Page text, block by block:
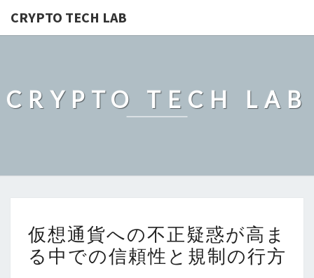
CRYPTO TECH LAB
CRYPTO TECH LAB
想
通
仮想通貨への不正疑惑が高ま
る中での信頼性と規制の行方